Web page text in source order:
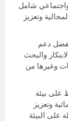
واجتماعي شامل
وتعزيز
بفضل دعم
والبحث
وغيرها من
على بيئة
وتعزيز
على البيئة